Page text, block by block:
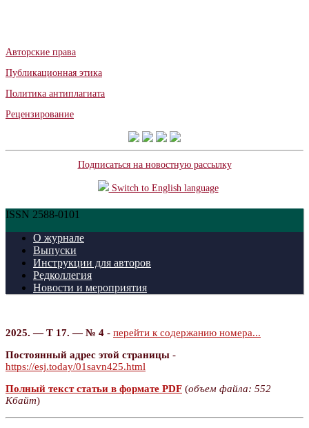
Авторские права
Публикационная этика
Политика антиплагиата
Рецензирование
Подписаться на новостную рассылку
Switch to English language
ISSN 2588-0101
О журнале
Выпуски
Инструкции для авторов
Редколлегия
Новости и мероприятия
2025. — Т 17. — № 4 - перейти к содержанию номера...
Постоянный адрес этой страницы -
https://esj.today/01savn425.html
Полный текст статьи в формате PDF (объем файла: 552
Кбайт)